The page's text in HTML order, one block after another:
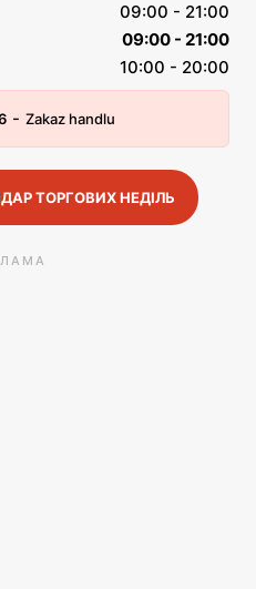
09:00 - 21:00
09:00 - 21:00
10:00 - 20:00
- Zakaz handlu
ТОРГОВИХ НЕДІЛЬ